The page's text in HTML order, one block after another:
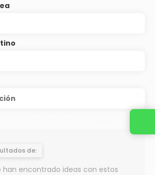
de:
han encontrado ideas con estos